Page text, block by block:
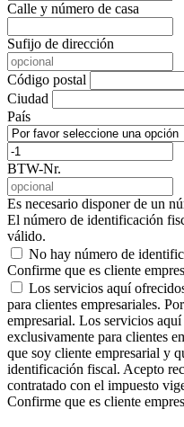
Calle y número de casa
Sufijo de dirección
Código postal
Ciudad
País
BTW-Nr.
Es necesario disponer de un
El número de identificación
válido.
No hay número de
Confirme que es cliente
Los servicios aquí
para clientes empresariales.
empresarial. Los servicios
exclusivamente para clientes
que soy cliente empresarial y
identificación fiscal. Acepto
contratado con el impuesto
Confirme que es cliente